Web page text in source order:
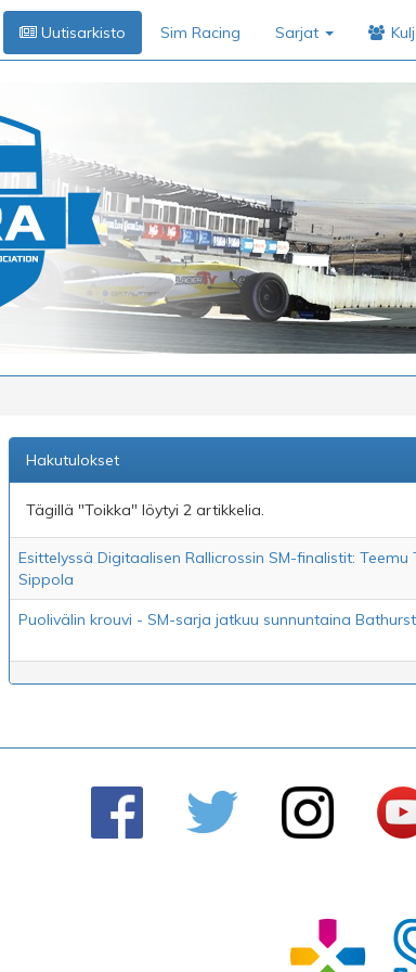
Uutisarkisto Sim Racing Sarjat
Hakutulokset
Tägillä "Toikka" löytyi 2 artikkelia.
Esittelyssä Digitaalisen Rallicrossin SM-finalistit:
Sippola
Puolivälin krouvi - SM-sarja jatkuu sunnuntaina